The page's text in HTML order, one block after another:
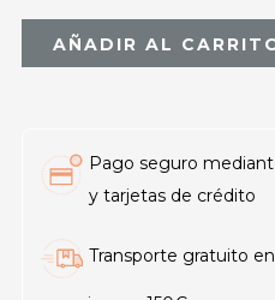
AÑADIR AL
Pago seguro
y tarjetas de crédito
Transporte gratuito